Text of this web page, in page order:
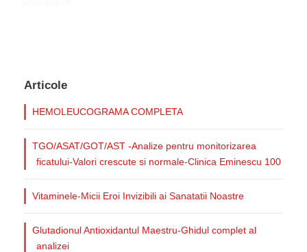
Articole
HEMOLEUCOGRAMA COMPLETA
TGO/ASAT/GOT/AST -Analize pentru monitorizarea
ficatului-Valori crescute si normale-Clinica Eminescu 100
Vitaminele-Micii Eroi Invizibili ai Sanatatii Noastre
Glutadionul Antioxidantul Maestru-Ghidul complet al
analizei